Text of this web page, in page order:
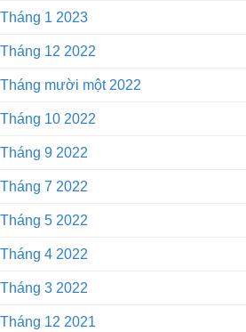
Tháng 1 2023
Tháng 12 2022
Tháng mười một 2022
Tháng 10 2022
Tháng 9 2022
Tháng 7 2022
Tháng 5 2022
Tháng 4 2022
Tháng 3 2022
Tháng 12 2021